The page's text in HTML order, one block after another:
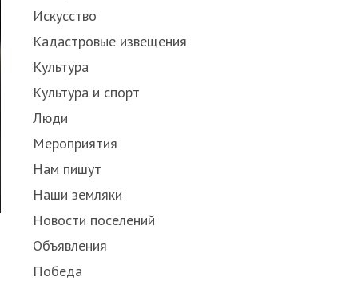
Искусство
Кадастровые извещения
Культура
Культура и спорт
Люди
Мероприятия
Нам пишут
Наши земляки
Новости поселений
Объявления
Победа